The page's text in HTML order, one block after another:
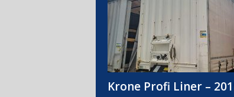
j
Krone Profi Liner –